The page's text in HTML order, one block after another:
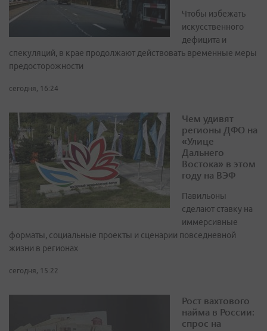
Чтобы избежать
искусственного
дефицита и
спекуляций, в крае продолжают действовать временные меры
предосторожности
сегодня, 16:24
Чем удивят
регионы ДФО на
«Улице
Дальнего
Востока» в этом
году на ВЭФ
Павильоны
сделают ставку на
иммерсивные
форматы, социальные проекты и сценарии повседневной
жизни в регионах
сегодня, 15:22
Рост вахтового
найма в России:
спрос на